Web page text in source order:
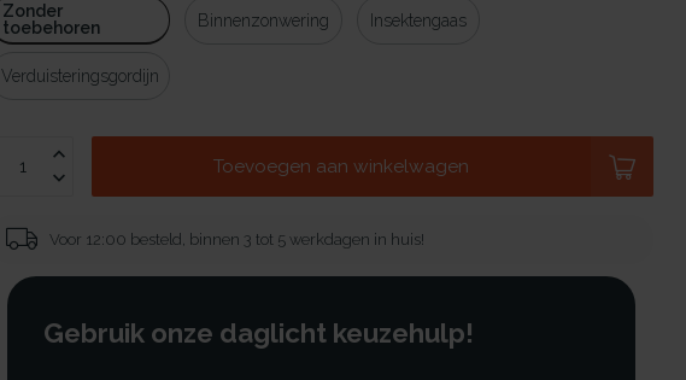
Zonder
toebehoren
Binnenzonwering Insektengaas
Verduisteringsgordijn
Toevoegen aan winkelwagen
Voor 12:00 besteld, binnen 3 tot 5 werkdagen in huis!
Gebruik onze daglicht keuzehulp!